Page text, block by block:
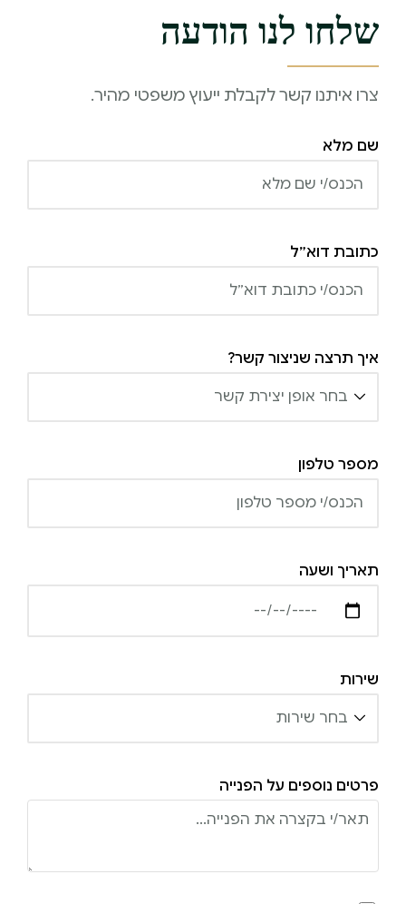
שלחו לנו הודעה
צרו איתנו קשר לקבלת ייעוץ משפטי מהיר.
שם מלא
כתובת דוא״ל
איך תרצה שניצור קשר?
מספר טלפון
תאריך ושעה
שירות
פרטים נוספים על הפנייה